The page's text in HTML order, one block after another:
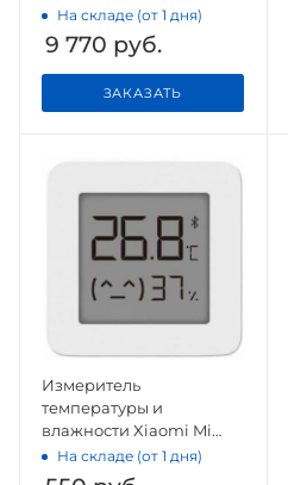
На складе (от 1 дня)
9 770 руб.
ЗАКАЗАТЬ
Измеритель
температуры и
влажности Xiaomi Mi
Home Bluetooth
Hygrothermograph 2
На складе (от 1 дня)